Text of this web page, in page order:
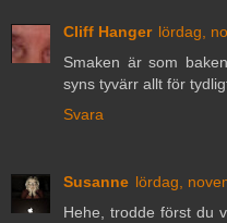
Cliff Hanger lördag,
Smaken är som
syns tyvärr allt för
Svara
Susanne lördag,
Hehe, trodde först du